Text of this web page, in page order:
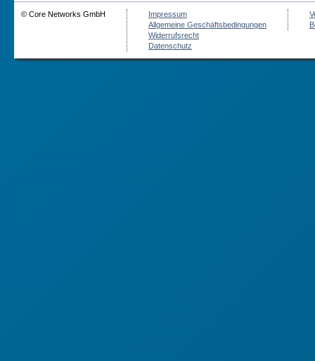
© Core Networks GmbH
Impressum
Allgemeine Geschäftsbedingungen
Widerrufsrecht
Datenschutz